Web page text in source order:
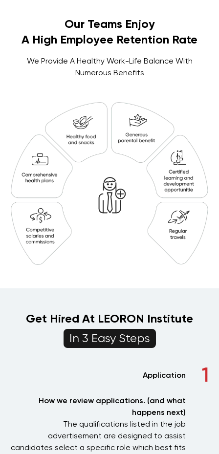
Our Teams Enjoy
A High Employee Retention Rate
We Provide A Healthy Work-Life Balance With
Numerous Benefits
Get Hired At LEORON Institute
In 3 Easy Steps
1
Application
How we review applications. (and what
happens next)
The qualifications listed in the job
advertisement are designed to assist
candidates select a specific role which best fits